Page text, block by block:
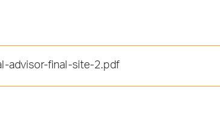
advisor-final-site-2.pdf